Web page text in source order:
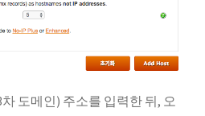
도메인) 주소를 입력한 뒤, 오